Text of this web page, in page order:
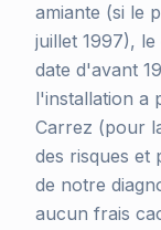
amiante (si le
juillet 1997),
date d'avant
l'installation a
Carrez (pour
des risques et
de notre
aucun frais